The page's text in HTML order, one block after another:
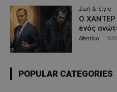
Ζωή & Style
Ο ΧΑΝΤΕΡ
ενός
Afentiko 10/
POPULAR CATEGORIES